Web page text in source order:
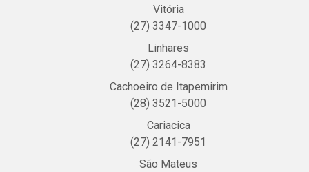
Vitória
(27) 3347-1000
Linhares
(27) 3264-8383
Cachoeiro de Itapemirim
(28) 3521-5000
Cariacica
(27) 2141-7951
São Mateus